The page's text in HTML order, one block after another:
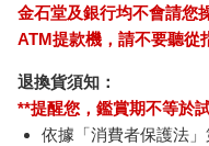
金石堂及銀行均不會請您
ATM提款機，請不要聽從
退換貨須知：
**提醒您，鑑賞期不等於
依據「消費者保護法